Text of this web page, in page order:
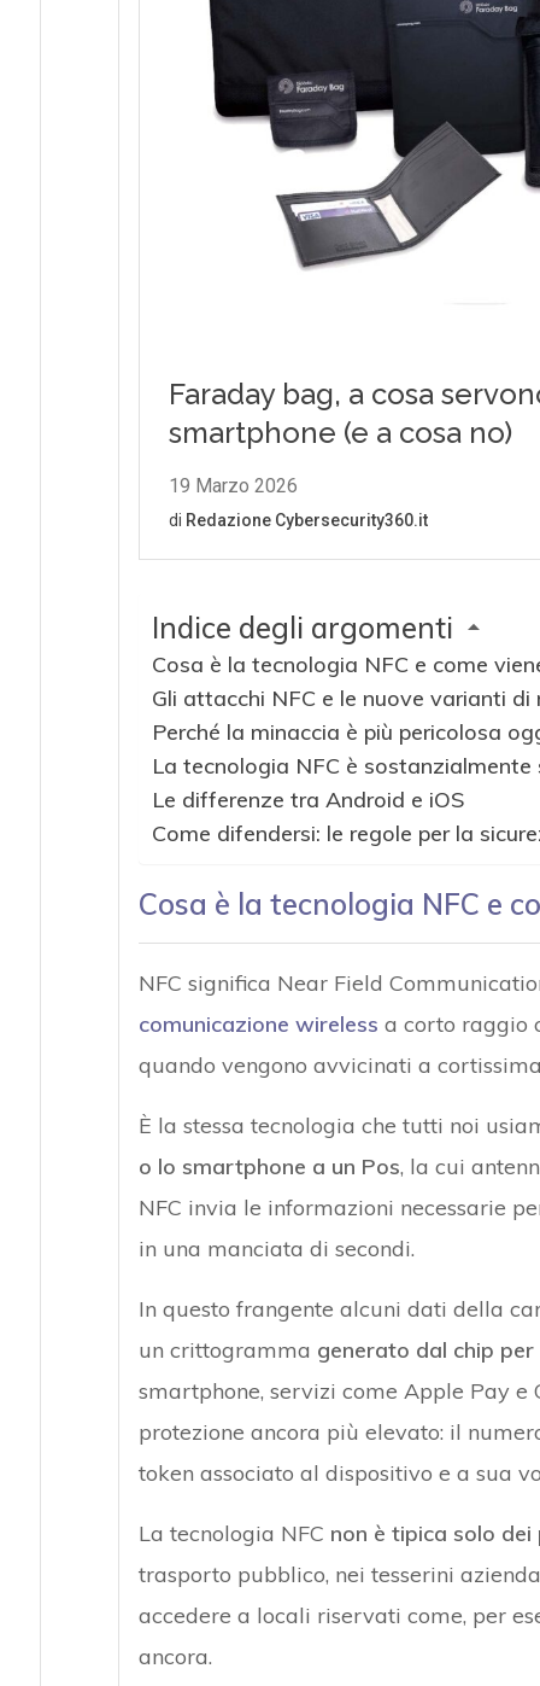
Indice degli argomenti
Cosa è la tecnologia NFC e come
Gli attacchi NFC e le nuove varianti di
Perché la minaccia è più pericolosa
La tecnologia NFC è sostanzialmente
Le differenze tra Android e iOS
Come difendersi: le regole per la
Cosa è la tecnologia NFC e
NFC significa Near Field
comunicazione wireless a corto raggio
quando vengono avvicinati a
È la stessa tecnologia che tutti noi
o lo smartphone a un Pos, la cui
NFC invia le informazioni necessarie
in una manciata di secondi.
In questo frangente alcuni dati della
un crittogramma generato dal chip
smartphone, servizi come Apple Pay
protezione ancora più elevato: il
token associato al dispositivo e a sua
La tecnologia NFC non è tipica solo
trasporto pubblico, nei tesserini
accedere a locali riservati come, per
ancora.